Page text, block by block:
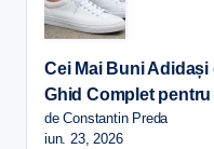
Cei Mai Buni
Ghid Complet
de Constantin Preda
iun. 23, 2026